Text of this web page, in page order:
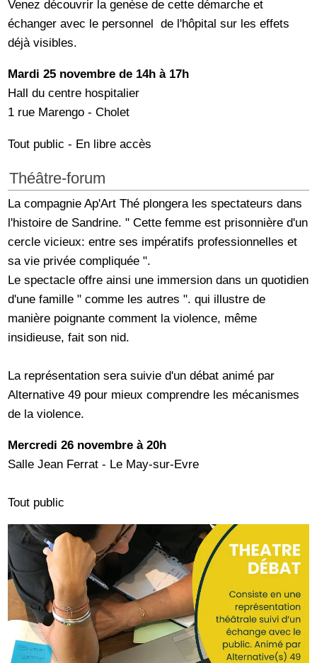
Venez découvrir la genèse de cette démarche et
échanger avec le personnel de l'hôpital sur les effets
déjà visibles.
Mardi 25 novembre de 14h à 17h
Hall du centre hospitalier
1 rue Marengo - Cholet
Tout public - En libre accès
Théâtre-forum
La compagnie Ap'Art Thé plongera les spectateurs dans
l'histoire de Sandrine. " Cette femme est prisonnière d'un
cercle vicieux: entre ses impératifs professionnelles et
sa vie privée compliquée ".
Le spectacle offre ainsi une immersion dans un quotidien
d'une famille " comme les autres ". qui illustre de
manière poignante comment la violence, même
insidieuse, fait son nid.
La représentation sera suivie d'un débat animé par
Alternative 49 pour mieux comprendre les mécanismes
de la violence.
Mercredi 26 novembre à 20h
Salle Jean Ferrat - Le May-sur-Evre
Tout public